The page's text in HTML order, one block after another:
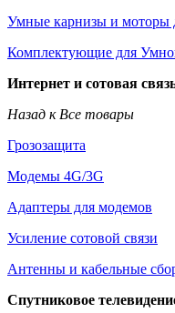
Умные карнизы и моторы
Комплектующие для
Интернет и сотовая
Назад к Все товары
Грозозащита
Модемы 4G/3G
Адаптеры для модемов
Усиление сотовой связи
Антенны и кабельные
Спутниковое